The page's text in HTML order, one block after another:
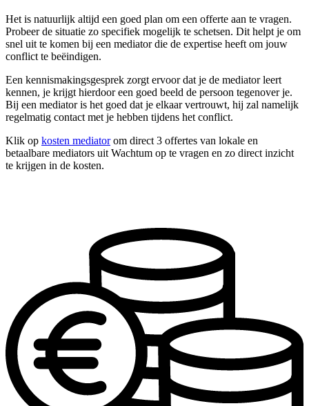
Het is natuurlijk altijd een goed plan om een offerte aan te vragen.
Probeer de situatie zo specifiek mogelijk te schetsen. Dit helpt je om
snel uit te komen bij een mediator die de expertise heeft om jouw
conflict te beëindigen.
Een kennismakingsgesprek zorgt ervoor dat je de mediator leert
kennen, je krijgt hierdoor een goed beeld de persoon tegenover je.
Bij een mediator is het goed dat je elkaar vertrouwt, hij zal namelijk
regelmatig contact met je hebben tijdens het conflict.
Klik op kosten mediatorom direct 3 offertes van lokale en
betaalbare mediators uit Wachtum op te vragen en zo direct inzicht
te krijgen in de kosten.